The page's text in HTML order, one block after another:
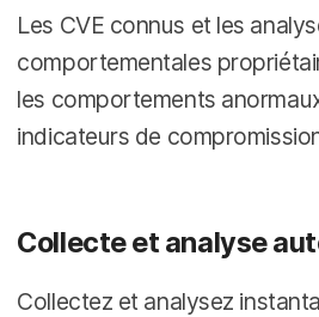
Les CVE connus et les
comportementales
les comportements
indicateurs de
Collecte et analyse
Collectez et analysez